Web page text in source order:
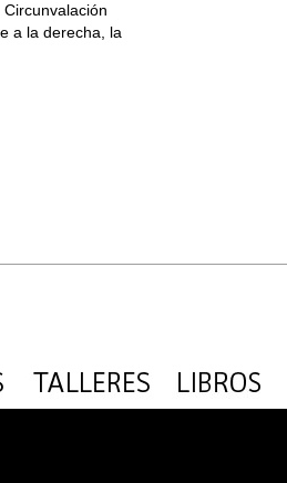
Circunvalación
a la derecha, la